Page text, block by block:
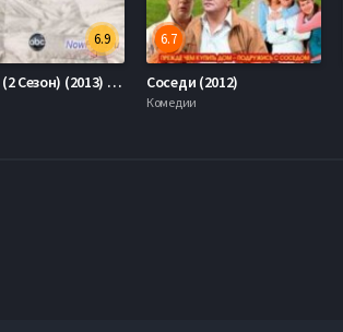
6.9
Соседи (2 Сезон) (2013) Все Серии
6.7
Соседи (2012)
Комедии